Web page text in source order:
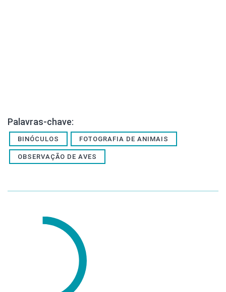
Palavras-chave:
BINÓCULOS FOTOGRAFIA DE ANIMAIS
OBSERVAÇÃO DE AVES